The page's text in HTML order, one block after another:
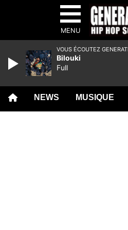
MENU
NEWS MUSIQUE
VOUS ÉCOUTEZ
Bilouki
Full